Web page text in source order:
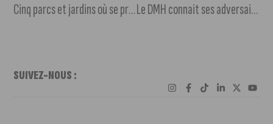
Cinq parcs et jardins où se promener à Dijon Le DMH connait ses adversaires pour la saison prochaine
SUIVEZ-NOUS :